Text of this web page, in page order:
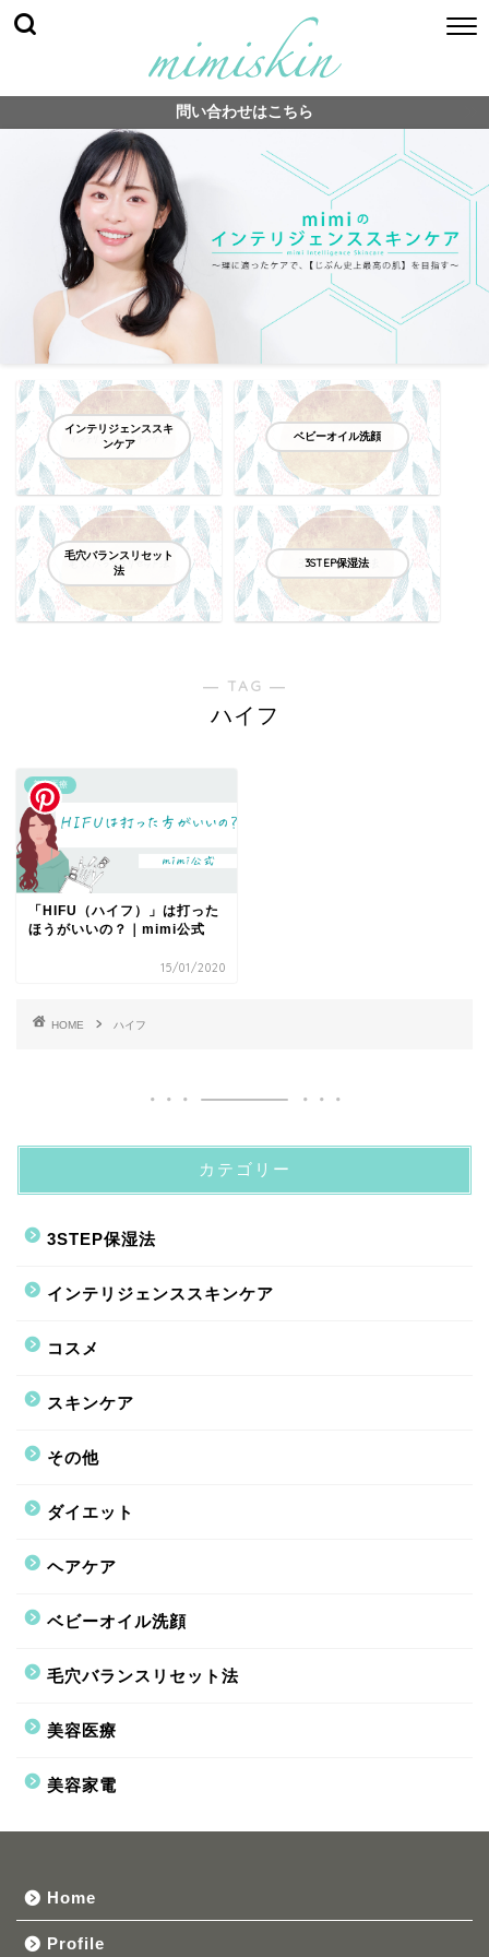
問い合わせはこちら
インテリジェンススキ
ンケア
ベビーオイル洗顔
毛穴バランスリセット
法
3STEP保湿法
― TAG ―
ハイフ
美容医療
「HIFU（ハイフ）」は打った
ほうがいいの？｜mimi公式
15/01/2020
HOME ハイフ
カテゴリー
3STEP保湿法
インテリジェンススキンケア
コスメ
スキンケア
その他
ダイエット
ヘアケア
ベビーオイル洗顔
毛穴バランスリセット法
美容医療
美容家電
Home
Profile